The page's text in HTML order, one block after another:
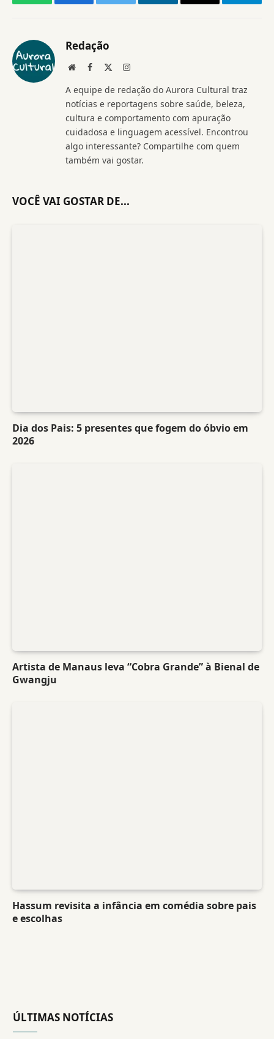
WhatsAppFacebookTwitter LinkedInThreads
Redação
WebsiteFacebook Instagram
A equipe de redação do Aurora Cultural traz
notícias e reportagens sobre saúde, beleza,
cultura e comportamento com apuração
cuidadosa e linguagem acessível. Encontrou
algo interessante? Compartilhe com quem
também vai gostar.
VOCÊ VAI GOSTAR DE...
Dia dos Pais: 5 presentes que fogem do óbvio em
2026
Artista de Manaus leva “Cobra Grande” à Bienal de
Gwangju
Hassum revisita a infância em comédia sobre pais
e escolhas
ÚLTIMAS NOTÍCIAS